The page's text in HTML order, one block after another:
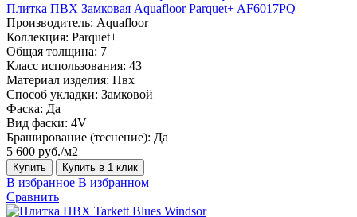
Плитка ПВХ Замковая Aquafloor Parquet+ AF6017PQ
Производитель: Aquafloor
Коллекция: Parquet+
Общая толщина: 7
Класс использования: 43
Материал изделия: Пвх
Способ укладки: Замковой
Фаска: Да
Вид фаски: 4V
Браширование (теснение): Да
5 600 руб./м2
Купить Купить в 1 клик
В избранное В избранном
Сравнить